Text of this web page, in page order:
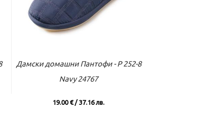
Виж повече
Дамски домашни Пантофи - P 252-8
Navy 24767
19.00 € / 37.16 лв.